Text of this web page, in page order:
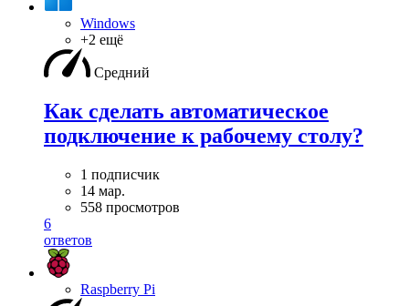
Windows
+2 ещё
Средний
Как сделать автоматическое
подключение к рабочему столу?
1 подписчик
14 мар.
558 просмотров
6
ответов
Raspberry Pi